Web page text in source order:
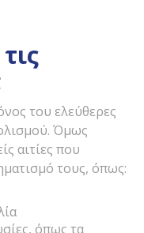
του ελεύθερες
Όμως
αιτίες που
τους, όπως:
όπως τα